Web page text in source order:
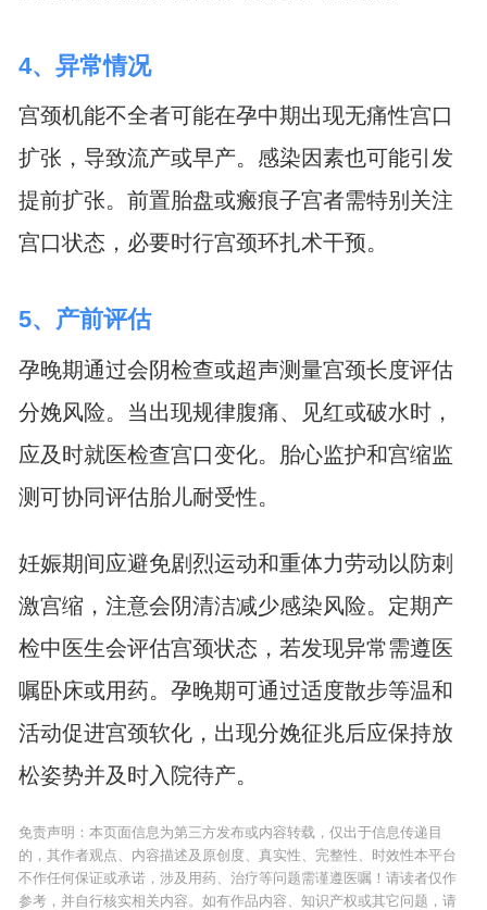
4、异常情况
宫颈机能不全者可能在孕中期出现无痛性宫口
扩张，导致流产或早产。感染因素也可能引发
提前扩张。前置胎盘或瘢痕子宫者需特别关注
宫口状态，必要时行宫颈环扎术干预。
5、产前评估
孕晚期通过会阴检查或超声测量宫颈长度评估
分娩风险。当出现规律腹痛、见红或破水时，
应及时就医检查宫口变化。胎心监护和宫缩监
测可协同评估胎儿耐受性。
妊娠期间应避免剧烈运动和重体力劳动以防刺
激宫缩，注意会阴清洁减少感染风险。定期产
检中医生会评估宫颈状态，若发现异常需遵医
嘱卧床或用药。孕晚期可通过适度散步等温和
活动促进宫颈软化，出现分娩征兆后应保持放
松姿势并及时入院待产。
免责声明：本页面信息为第三方发布或内容转载，仅出于信息传递目
的，其作者观点、内容描述及原创度、真实性、完整性、时效性本平台
不作任何保证或承诺，涉及用药、治疗等问题需谨遵医嘱！请读者仅作
参考，并自行核实相关内容。如有作品内容、知识产权或其它问题，请